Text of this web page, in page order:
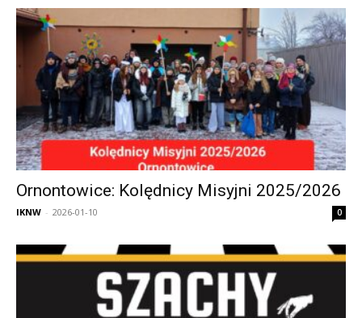
Ornontowice: Kolędnicy Misyjni 2025/2026
IKNW - 2026-01-10 0